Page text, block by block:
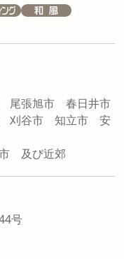
張旭市 春日井市
刈谷市 知立市 安
及び近郊
号